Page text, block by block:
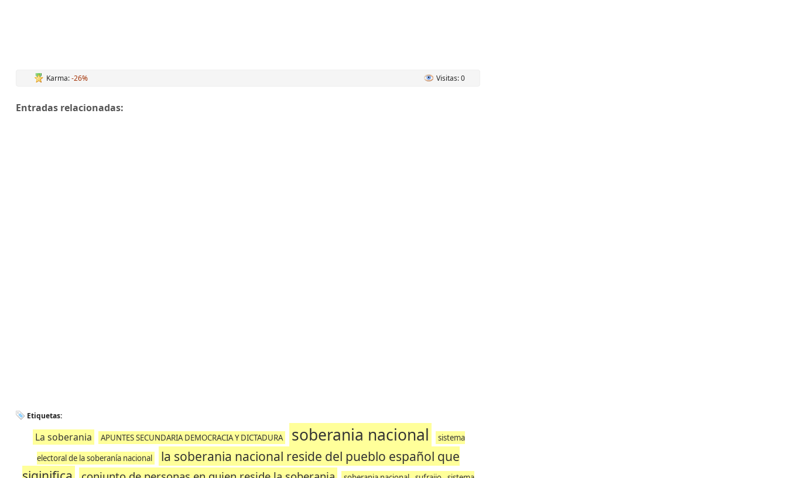
Karma:-26% Visitas: 0
Entradas relacionadas:
Etiquetas:
La soberania APUNTES SECUNDARIA DEMOCRACIA Y DICTADURA soberania nacional
sistema
electoral de la soberanía nacional
la soberania nacional reside del pueblo español que